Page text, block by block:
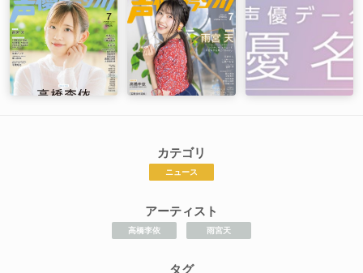
カテゴリ
ニュース
アーティスト
高橋李依 雨宮天
タグ